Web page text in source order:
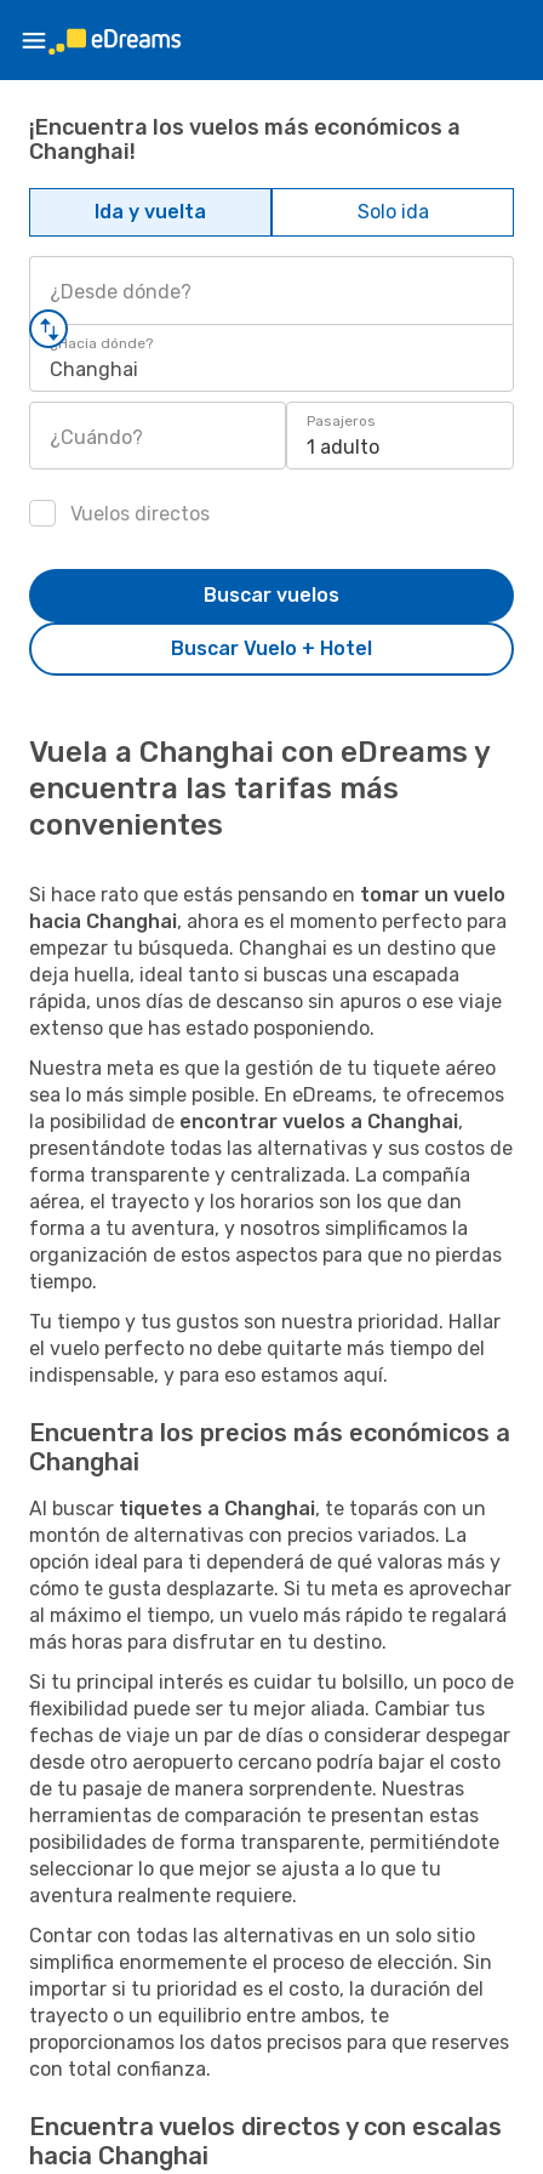
¡Encuentra los vuelos más económicos a
Changhai!
Ida y vuelta Solo ida
¿Desde dónde?
¿Hacia dónde?
Changhai
¿Cuándo?
Pasajeros
1 adulto
Vuelos directos
Buscar Vuelo + Hotel
Buscar vuelos
Vuela a Changhai con eDreams y
encuentra las tarifas más
convenientes
Si hace rato que estás pensando en tomar un vuelo
hacia Changhai, ahora es el momento perfecto para
empezar tu búsqueda. Changhai es un destino que
deja huella, ideal tanto si buscas una escapada
rápida, unos días de descanso sin apuros o ese viaje
extenso que has estado posponiendo.
Nuestra meta es que la gestión de tu tiquete aéreo
sea lo más simple posible. En eDreams, te ofrecemos
la posibilidad de encontrar vuelos a Changhai,
presentándote todas las alternativas y sus costos de
forma transparente y centralizada. La compañía
aérea, el trayecto y los horarios son los que dan
forma a tu aventura, y nosotros simplificamos la
organización de estos aspectos para que no pierdas
tiempo.
Tu tiempo y tus gustos son nuestra prioridad. Hallar
el vuelo perfecto no debe quitarte más tiempo del
indispensable, y para eso estamos aquí.
Encuentra los precios más económicos a
Changhai
Al buscar tiquetes a Changhai, te toparás con un
montón de alternativas con precios variados. La
opción ideal para ti dependerá de qué valoras más y
cómo te gusta desplazarte. Si tu meta es aprovechar
al máximo el tiempo, un vuelo más rápido te regalará
más horas para disfrutar en tu destino.
Si tu principal interés es cuidar tu bolsillo, un poco de
flexibilidad puede ser tu mejor aliada. Cambiar tus
fechas de viaje un par de días o considerar despegar
desde otro aeropuerto cercano podría bajar el costo
de tu pasaje de manera sorprendente. Nuestras
herramientas de comparación te presentan estas
posibilidades de forma transparente, permitiéndote
seleccionar lo que mejor se ajusta a lo que tu
aventura realmente requiere.
Contar con todas las alternativas en un solo sitio
simplifica enormemente el proceso de elección. Sin
importar si tu prioridad es el costo, la duración del
trayecto o un equilibrio entre ambos, te
proporcionamos los datos precisos para que reserves
con total confianza.
Encuentra vuelos directos y con escalas
hacia Changhai